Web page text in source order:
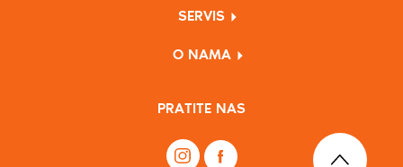
SERVIS
O NAMA
PRATITE NAS